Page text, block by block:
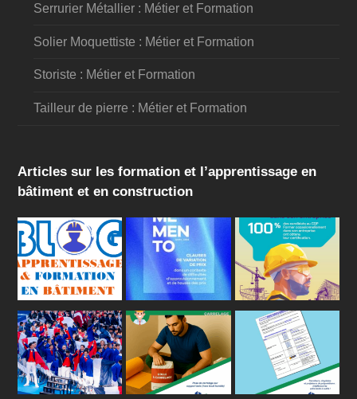
Serrurier Métallier : Métier et Formation
Solier Moquettiste : Métier et Formation
Storiste : Métier et Formation
Tailleur de pierre : Métier et Formation
Articles sur les formation et l’apprentissage en
bâtiment et en construction